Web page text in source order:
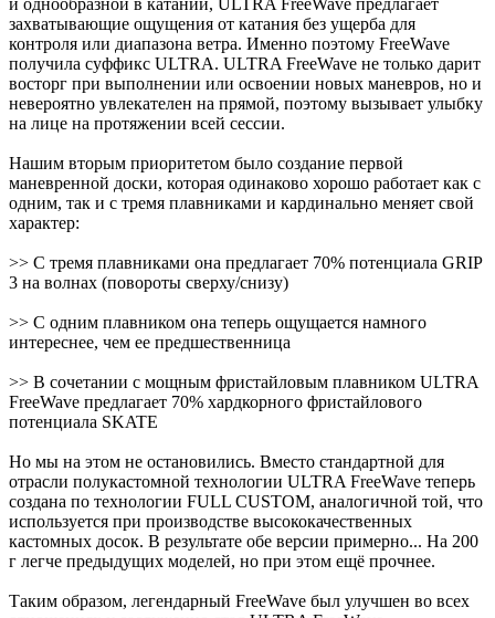
захватывающие ощущения от катания без ущерба для
контроля или диапазона ветра. Именно поэтому FreeWave
получила суффикс ULTRA. ULTRA FreeWave не только дарит
восторг при выполнении или освоении новых маневров, но и
невероятно увлекателен на прямой, поэтому вызывает улыбку
на лице на протяжении всей сессии.
Нашим вторым приоритетом было создание первой
маневренной доски, которая одинаково хорошо работает как с
одним, так и с тремя плавниками и кардинально меняет свой
характер:
>> С тремя плавниками она предлагает 70% потенциала GRIP
3 на волнах (повороты сверху/снизу)
>> С одним плавником она теперь ощущается намного
интереснее, чем ее предшественница
>> В сочетании с мощным фристайловым плавником ULTRA
FreeWave предлагает 70% хардкорного фристайлового
потенциала SKATE
Но мы на этом не остановились. Вместо стандартной для
отрасли полукастомной технологии ULTRA FreeWave теперь
создана по технологии FULL CUSTOM, аналогичной той, что
используется при производстве высококачественных
кастомных досок. В результате обе версии примерно... На 200
г легче предыдущих моделей, но при этом ещё прочнее.
Таким образом, легендарный FreeWave был улучшен во всех